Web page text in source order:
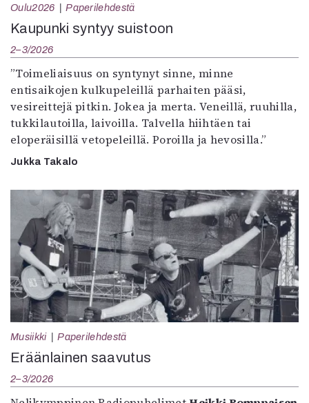
Oulu2026 Paperilehdestä
Kaupunki syntyy suistoon
2–3/2026
”Toimeliaisuus on syntynyt sinne, minne
entisaikojen kulkupeleillä parhaiten pääsi,
vesireittejä pitkin. Jokea ja merta. Veneillä, ruuhilla,
tukkilautoilla, laivoilla. Talvella hiihtäen tai
eloperäisillä vetopeleillä. Poroilla ja hevosilla.”
Jukka Takalo
Musiikki Paperilehdestä
Eräänlainen saavutus
2–3/2026